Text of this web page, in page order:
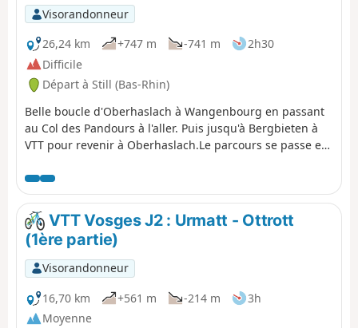
Visorandonneur
26,24 km
+747 m -741 m
2h30
Difficile
Départ à Still (Bas-Rhin)
Belle boucle d'Oberhaslach à Wangenbourg en passant
au Col des Pandours à l'aller. Puis jusqu'à Bergbieten à
VTT pour revenir à Oberhaslach.Le parcours se passe en
quelques passages techniques sur des singles assez
courts.
VTT Vosges J2 : Urmatt - Ottrott
(1ère partie)
Visorandonneur
16,70 km
+561 m -214 m
3h
Moyenne